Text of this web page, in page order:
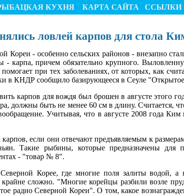
КУХНЯ КАРТА САЙТА ССЫЛКИ
ловлей карпов для стола
Кореи - особенно сельских районов - внезапно
карпа, причем обязательно крупного.
при тех заболеваниях, от которых, как
в КНДР сообщило базирующееся в Сеуле
карпов для вождя был брошен в августе этого
должны быть не менее 60 см в длину. Считается,
Учитывая, что в августе 2008 года Ким
если они отвечают предъявляемым к
Такие рыбины, которые предназначены для
- "товар № 8".
Корее, где многие поля залиты водой, а
сложно. "Многие корейцы разбили возле
радио Северной Кореи". О том, какое